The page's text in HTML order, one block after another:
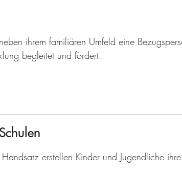
ihrem familiären Umfeld eine
begleitet und fördert.
erstellen Kinder und Jugendliche